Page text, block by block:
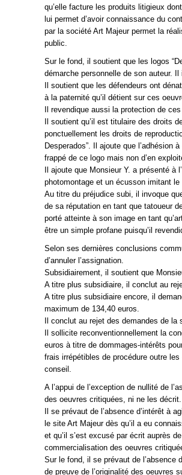
qu’elle facture les produits litigieux
lui permet d’avoir connaissance du
par la société Art Majeur permet la
public.
Sur le fond, il soutient que les logos
démarche personnelle de son auteur.
Il soutient que les défendeurs ont
à la paternité qu’il détient sur ces
Il revendique aussi la protection de
Il soutient qu’il est titulaire des droits
ponctuellement les droits de
Desperados”. Il ajoute que l’adhésion
frappé de ce logo mais non d’en
Il ajoute que Monsieur Y. a présenté
photomontage et un écusson imitant le
Au titre du préjudice subi, il invoque
de sa réputation en tant que tatoueur
porté atteinte à son image en tant
être un simple profane puisqu’il
Selon ses dernières conclusions
d’annuler l’assignation.
Subsidiairement, il soutient que
A titre plus subsidiaire, il conclut au
A titre plus subsidiaire encore, il
maximum de 134,40 euros.
Il conclut au rejet des demandes de
Il sollicite reconventionnellement la
euros à titre de dommages-intérêts
frais irrépétibles de procédure outre
conseil.
A l’appui de l’exception de nullité de
des oeuvres critiquées, ni ne les
Il se prévaut de l’absence d’intérêt à
le site Art Majeur dès qu’il a eu
et qu’il s’est excusé par écrit auprès
commercialisation des oeuvres
Sur le fond, il se prévaut de l’absence
de preuve de l’originalité des oeuvres